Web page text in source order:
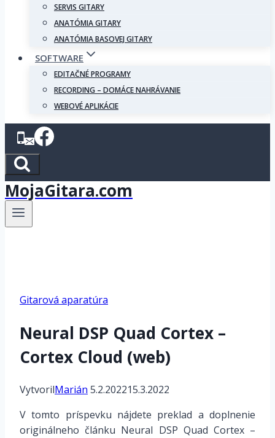
SERVIS GITARY
ANATÓMIA GITARY
ANATÓMIA BASOVEJ GITARY
SOFTWARE
EDITAČNÉ PROGRAMY
RECORDING – DOMÁCE NAHRÁVANIE
WEBOVÉ APLIKÁCIE
MojaGitara.com
Gitarová aparatúra
Neural DSP Quad Cortex –
Cortex Cloud (web)
VytvorilMarián 5.2.202215.3.2022
V tomto príspevku nájdete preklad a doplnenie
originálneho článku Neural DSP Quad Cortex –